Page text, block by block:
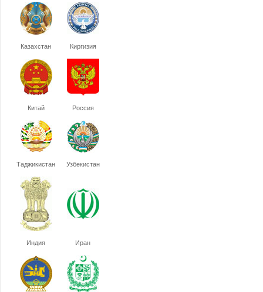
Казахстан Киргизия
Китай Россия
Таджикистан Узбекистан
Индия Иран